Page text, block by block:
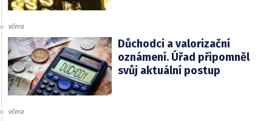
včera
Důchodci a valorizační
oznámení. Úřad připomněl
svůj aktuální postup
včera